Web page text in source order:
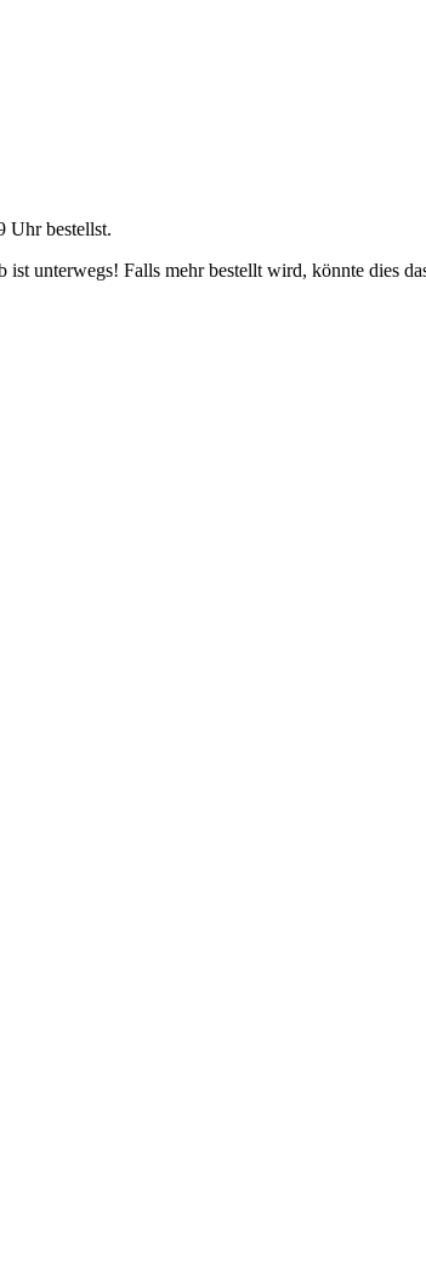
Uhrbestellst.
unterwegs! Falls mehr bestellt wird, könnte dies